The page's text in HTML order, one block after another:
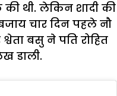
की थी. लेकिन शादी की
चार दिन पहले नौ
बसु ने पति रोहित
डाली.